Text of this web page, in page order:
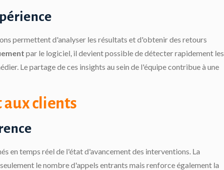
permettent d'analyser les résultats et d'obtenir des retours
par le logiciel, il devient possible de détecter rapidement les
Le partage de ces insights au sein de l'équipe contribue à une
aux clients
en temps réel de l'état d'avancement des interventions. La
le nombre d'appels entrants mais renforce également la